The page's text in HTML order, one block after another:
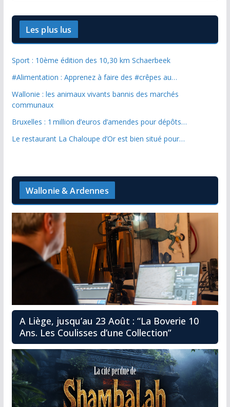
Les plus lus
Sport : 10ème édition des 10,30 km Schaerbeek
#Alimentation : Apprenez à faire des #crêpes au…
Wallonie : les animaux vivants bannis des marchés
communaux
Bruxelles : 1 million d’euros d’amendes pour dépôts…
Le restaurant La Chaloupe d’Or est bien situé pour…
Wallonie & Ardennes
A Liège, jusqu’au 23 Août : “La Boverie 10
Ans. Les Coulisses d’une Collection”